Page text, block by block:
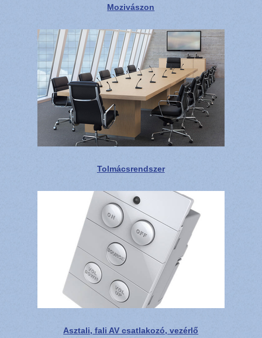
Mozivászon
Tolmácsrendszer
Asztali, fali AV csatlakozó, vezérlő